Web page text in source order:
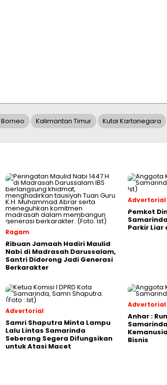
Kalimantan Timur Kutai Kartanegara
Ragam
Ribuan Jamaah Hadiri Maulid
Nabi di Madrasah Darussalam,
Santri Didorong Jadi Generasi
Berkarakter
Advertorial
Pemkot
Parkir Liar
Advertorial
Samri Shaputra Minta Lampu
Lalu Lintas Samarinda
Seberang Segera Difungsikan
untuk Atasi Macet
Advertorial
Anhar :
Bisnis